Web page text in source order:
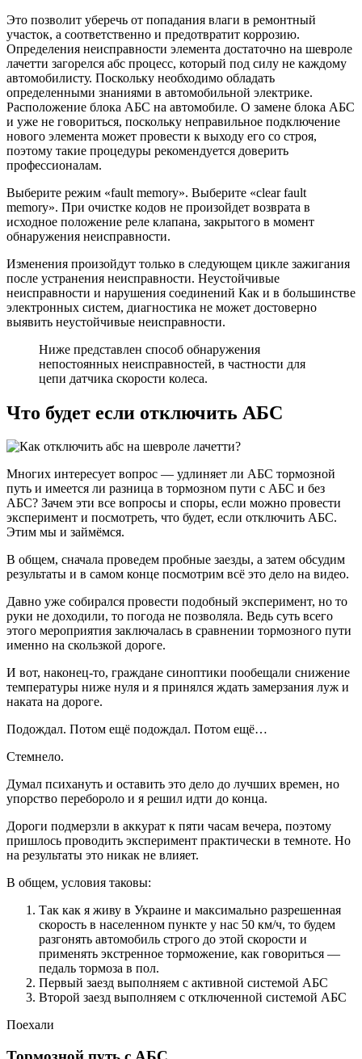
Это позволит уберечь от попадания влаги в ремонтный
участок, а соответственно и предотвратит коррозию.
Определения неисправности элемента достаточно на шевроле
лачетти загорелся абс процесс, который под силу не каждому
автомобилисту. Поскольку необходимо обладать
определенными знаниями в автомобильной электрике.
Расположение блока АБС на автомобиле. О замене блока АБС
и уже не говориться, поскольку неправильное подключение
нового элемента может провести к выходу его со строя,
поэтому такие процедуры рекомендуется доверить
профессионалам.
Выберите режим «fault memory». Выберите «clear fault
memory». При очистке кодов не произойдет возврата в
исходное положение реле клапана, закрытого в момент
обнаружения неисправности.
Изменения произойдут только в следующем цикле зажигания
после устранения неисправности. Неустойчивые
неисправности и нарушения соединений Как и в большинстве
электронных систем, диагностика не может достоверно
выявить неустойчивые неисправности.
Ниже представлен способ обнаружения
непостоянных неисправностей, в частности для
цепи датчика скорости колеса.
Что будет если отключить АБС
Многих интересует вопрос — удлиняет ли АБС тормозной
путь и имеется ли разница в тормозном пути с АБС и без
АБС? Зачем эти все вопросы и споры, если можно провести
эксперимент и посмотреть, что будет, если отключить АБС.
Этим мы и займёмся.
В общем, сначала проведем пробные заезды, а затем обсудим
результаты и в самом конце посмотрим всё это дело на видео.
Давно уже собирался провести подобный эксперимент, но то
руки не доходили, то погода не позволяла. Ведь суть всего
этого мероприятия заключалась в сравнении тормозного пути
именно на скользкой дороге.
И вот, наконец-то, граждане синоптики пообещали снижение
температуры ниже нуля и я принялся ждать замерзания луж и
наката на дороге.
Подождал. Потом ещё подождал. Потом ещё…
Стемнело.
Думал психануть и оставить это дело до лучших времен, но
упорство перебороло и я решил идти до конца.
Дороги подмерзли в аккурат к пяти часам вечера, поэтому
пришлось проводить эксперимент практически в темноте. Но
на результаты это никак не влияет.
В общем, условия таковы:
Так как я живу в Украине и максимально разрешенная
скорость в населенном пункте у нас 50 км/ч, то будем
разгонять автомобиль строго до этой скорости и
применять экстренное торможение, как говориться —
педаль тормоза в пол.
Первый заезд выполняем с активной системой АБС
Второй заезд выполняем с отключенной системой АБС
Поехали